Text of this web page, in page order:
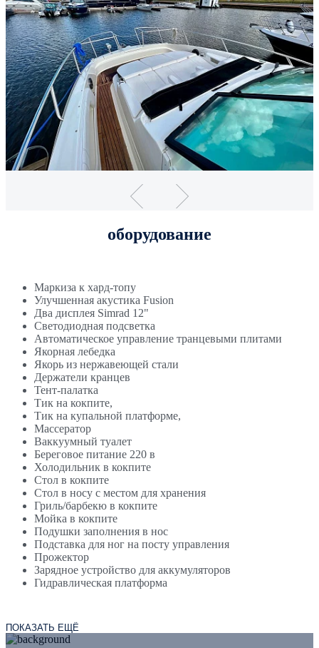
оборудование
ПОКАЗАТЬ ЕЩЁ
Маркиза к хард-топу
Улучшенная акустика Fusion
Два дисплея Simrad 12"
Светодиодная подсветка
Автоматическое управление транцевыми плитами
Якорная лебедка
Якорь из нержавеющей стали
Держатели кранцев
Тент-палатка
Тик на кокпите,
Тик на купальной платформе,
Массератор
Ваккуумный туалет
Береговое питание 220 в
Холодильник в кокпите
Стол в кокпите
Стол в носу с местом для хранения
Гриль/барбекю в кокпите
Мойка в кокпите
Подушки заполнения в нос
Подставка для ног на посту управления
Прожектор
Зарядное устройство для аккумуляторов
Гидравлическая платформа